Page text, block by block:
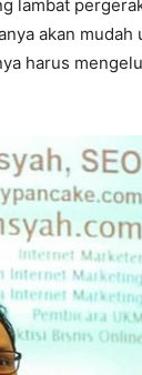
lambat
akan
harus